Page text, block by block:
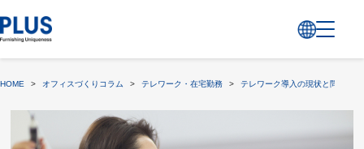
HOME > オフィスづくりコラム > テレワーク・在宅勤務 > テレワーク導入の現状と問題点